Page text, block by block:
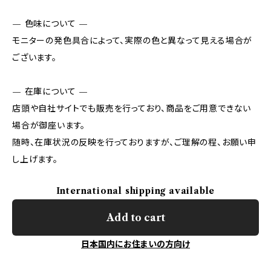
— 色味について —
モニターの発色具合によって、実際の色と異なって見える場合が
ございます。
— 在庫について —
店頭や自社サイトでも販売を行っており、商品をご用意できない
場合が御座います。
随時、在庫状況の反映を行っておりますが、ご理解の程、お願い申
し上げます。
International shipping available
Add to cart
日本国内にお住まいの方向け